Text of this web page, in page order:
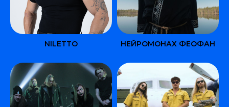
NILETTO НЕЙРОМОНАХ ФЕОФАН